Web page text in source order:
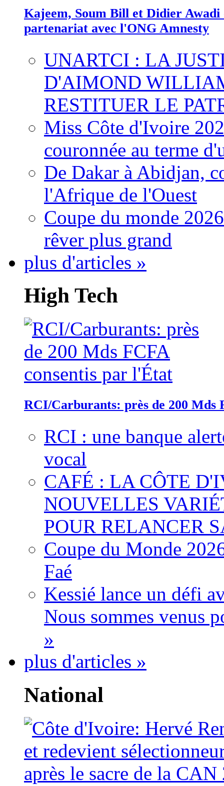
Kajeem, Soum Bill et Didier
partenariat avec l'ONG Amnesty
UNARTCI : LA
D'AIMOND
RESTITUER LE
Miss Côte d'Ivoire
couronnée au terme
De Dakar à Abidjan,
l'Afrique de l'Ouest
Coupe du monde
rêver plus grand
plus d'articles »
High Tech
RCI/Carburants: près de 200 Mds
RCI : une banque
vocal
CAFÉ : LA CÔTE
NOUVELLES
POUR RELANCER
Coupe du Monde
Faé
Kessié lance un défi
Nous sommes venus
»
plus d'articles »
National